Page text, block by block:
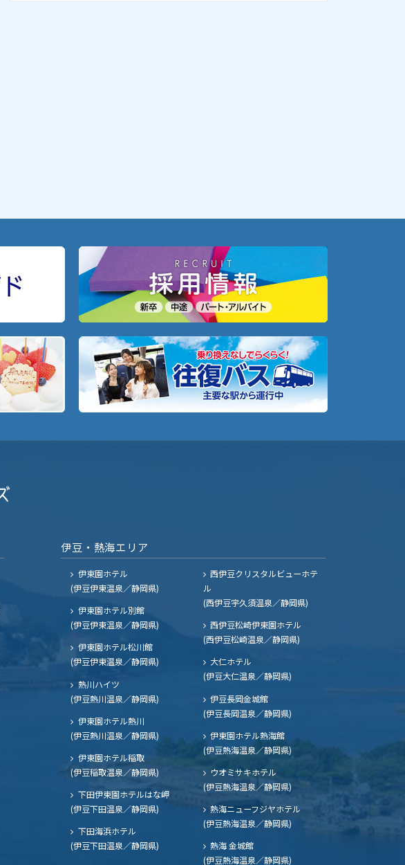
伊豆・熱海エリア
伊東園ホテル
(伊豆伊東温泉／静岡県)
伊東園ホテル別館
(伊豆伊東温泉／静岡県)
伊東園ホテル松川館
(伊豆伊東温泉／静岡県)
熱川ハイツ
(伊豆熱川温泉／静岡県)
伊東園ホテル熱川
(伊豆熱川温泉／静岡県)
伊東園ホテル稲取
(伊豆稲取温泉／静岡県)
下田伊東園ホテルはな岬
(伊豆下田温泉／静岡県)
下田海浜ホテル
(伊豆下田温泉／静岡県)
西伊豆クリスタルビューホテ
ル
(西伊豆宇久須温泉／静岡県)
西伊豆松崎伊東園ホテル
(西伊豆松崎温泉／静岡県)
大仁ホテル
(伊豆大仁温泉／静岡県)
伊豆長岡金城館
(伊豆長岡温泉／静岡県)
伊東園ホテル熱海館
(伊豆熱海温泉／静岡県)
ウオミサキホテル
(伊豆熱海温泉／静岡県)
熱海ニューフジヤホテル
(伊豆熱海温泉／静岡県)
熱海 金城館
(伊豆熱海温泉／静岡県)